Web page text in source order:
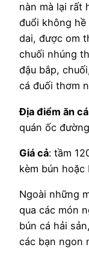
nàn mà lại rất
đuổi không
dai, được om
chuối nhúng
đậu bắp,
cá đuối thơm
Địa điểm ăn
quán ốc
Giá cả: tầm
kèm bún
Ngoài những
qua các món
bún cá hải
các bạn ngon